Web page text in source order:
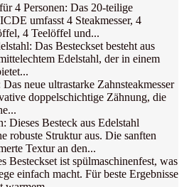
4 Personen: Das 20-teilige
umfasst 4 Steakmesser, 4
4 Teelöffel und...
Das Besteckset besteht aus
Edelstahl, der in einem
neue ultrastarke Zahnsteakmesser
doppelschichtige Zähnung, die
Dieses Besteck aus Edelstahl
robuste Struktur aus. Die sanften
Textur an den...
Besteckset ist spülmaschinenfest, was
einfach macht. Für beste Ergebnisse